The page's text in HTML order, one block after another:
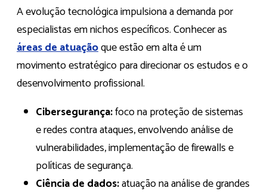
A evolução tecnológica impulsiona a demanda por
especialistas em nichos específicos. Conhecer as
áreas de atuaçãoque estão em alta é um
movimento estratégico para direcionar os estudos e o
desenvolvimento profissional.
Cibersegurança:foco na proteção de sistemas
e redes contra ataques, envolvendo análise de
vulnerabilidades, implementação de firewalls e
políticas de segurança.
Ciência de dados:atuação na análise de grandes